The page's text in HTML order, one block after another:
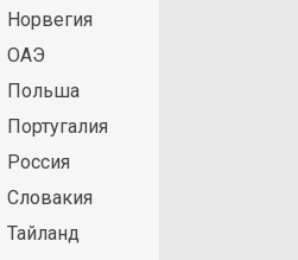
Норвегия
ОАЭ
Польша
Португалия
Россия
Словакия
Тайланд